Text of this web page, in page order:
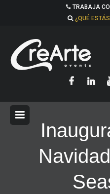
TRABAJA
¿QUÉ